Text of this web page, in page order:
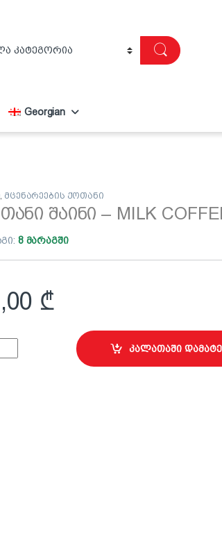
Georgian
, მცენარეების ქოთანი
შაინი – MILK
8 მარაგში
₾
შაინი - MILK COFFEE 25სმ. quantity
კალათაში